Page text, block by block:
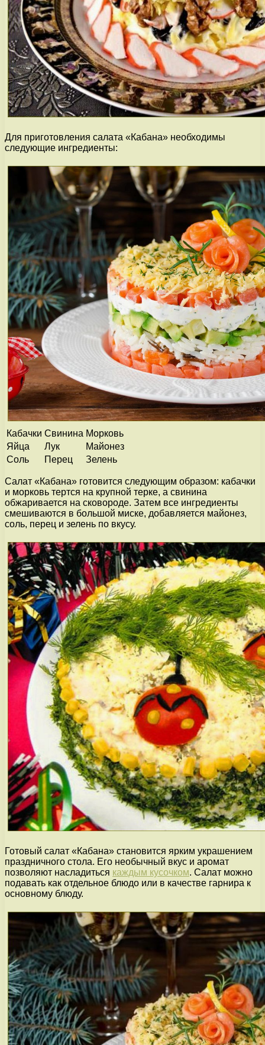
Для приготовления салата «Кабана» необходимы
следующие ингредиенты:
Кабачки Свинина Морковь
Яйца
Лук
Майонез
Соль
Перец Зелень
Салат «Кабана» готовится следующим образом: кабачки
и морковь тертся на крупной терке, а свинина
обжаривается на сковороде. Затем все ингредиенты
смешиваются в большой миске, добавляется майонез,
соль, перец и зелень по вкусу.
Готовый салат «Кабана» становится ярким украшением
праздничного стола. Его необычный вкус и аромат
позволяют насладиться каждым кусочком. Салат можно
подавать как отдельное блюдо или в качестве гарнира к
основному блюду.